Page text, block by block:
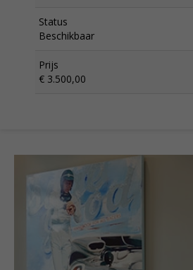
Status
Beschikbaar
Prijs
€ 3.500,00